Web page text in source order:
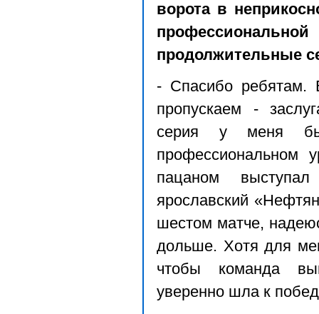
ворота в
продолжительные
- Спасибо
пропускаем -
серия у меня
профессиональном
пацаном
ярославский
шестом матче,
дольше. Хотя для
чтобы команда
уверенно шла к